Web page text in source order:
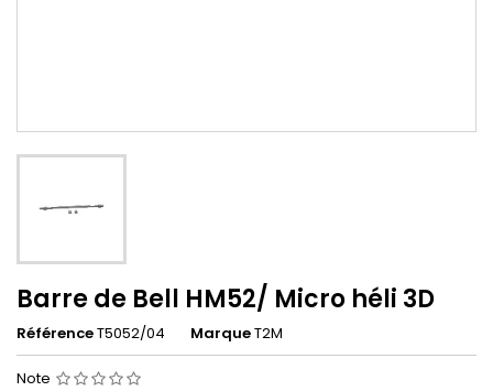
Barre de Bell HM52/ Micro héli 3D
RéférenceT5052/04 MarqueT2M
Note